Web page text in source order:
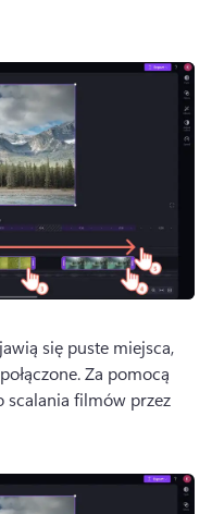
się puste miejsca,
Za pomocą
scalania filmów przez